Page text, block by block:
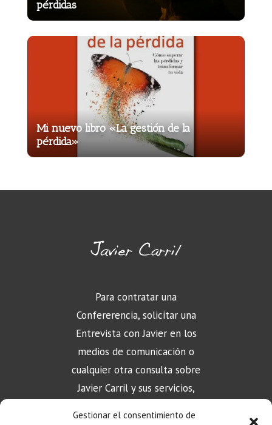
Gestionar el consentimiento de
pérdidas
Mi nuevo libro «La gestión de la
pérdida»
Para contratar una
Confererencia, solicitar una
Entrevista con Javier en los
medios de comunicación o
cualquier otra consulta sobre
Javier Carril y sus servicios,